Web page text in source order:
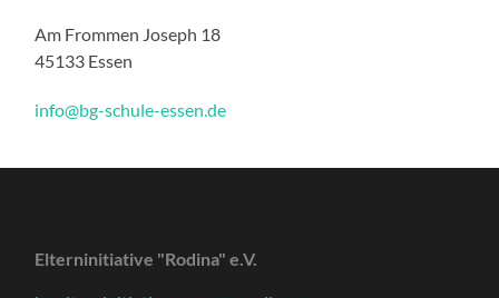
Am Frommen Joseph 18
45133 Essen
info@bg-schule-essen.de
Elterninitiative "Rodina" e.V.